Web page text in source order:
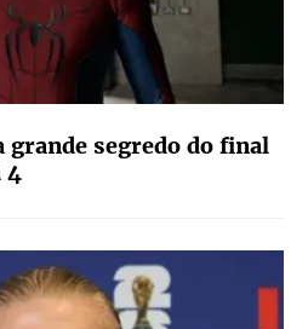
segredo do final
4